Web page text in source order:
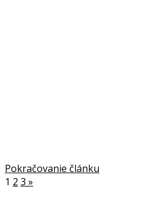
Pokračovanie článku
1 2 3 »